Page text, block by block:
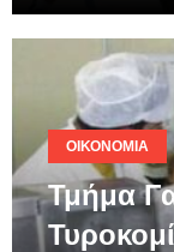
ΟΙΚΟΝΟΜΊΑ
Τμήμα